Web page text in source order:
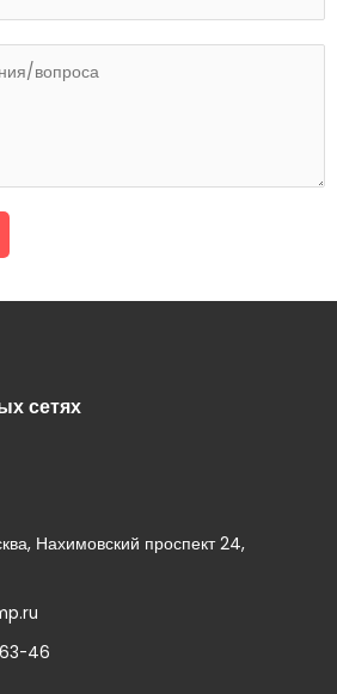
сетях
Нахимовский проспект 24,
46